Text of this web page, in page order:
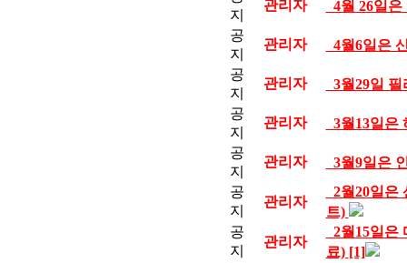
지
관리자
4월 26일
공
지
관리자
4월6일은
공
지
관리자
3월29일
공
지
관리자
3월13일은
공
지
관리자
3월9일은
공
지
관리자
2월20일은
트)
공
지
관리자
2월15일은
료) [1]